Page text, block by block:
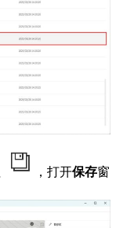
，打开保存窗